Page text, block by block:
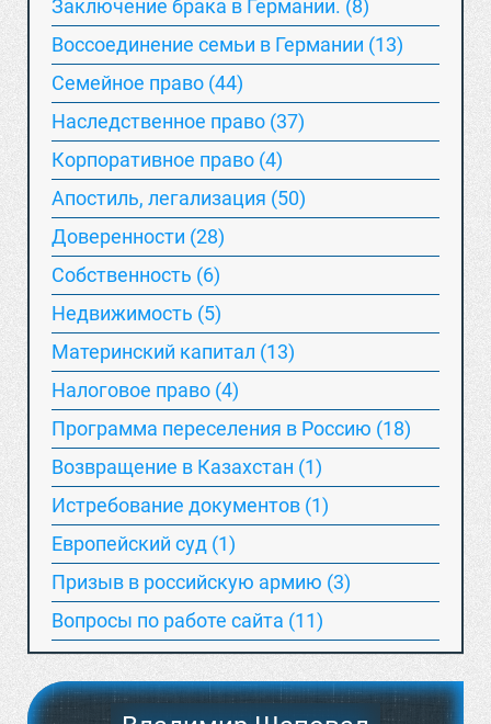
Заключение брака в Германии. (8)
Воссоединение семьи в Германии (13)
Семейное право (44)
Наследственное право (37)
Корпоративное право (4)
Апостиль, легализация (50)
Доверенности (28)
Собственность (6)
Недвижимость (5)
Материнский капитал (13)
Hалоговое право (4)
Программа переселения в Россию (18)
Возвращение в Казахстан (1)
Истребование документов (1)
Европейский суд (1)
Призыв в российскую армию (3)
Вопросы по работе сайта (11)